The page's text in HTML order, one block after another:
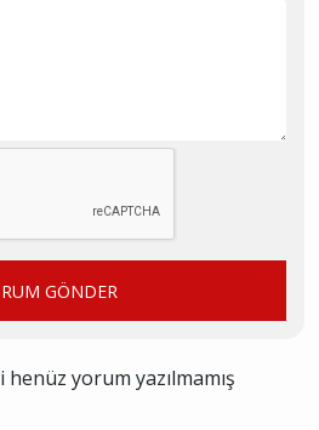
GÖNDER
yorum yazılmamış